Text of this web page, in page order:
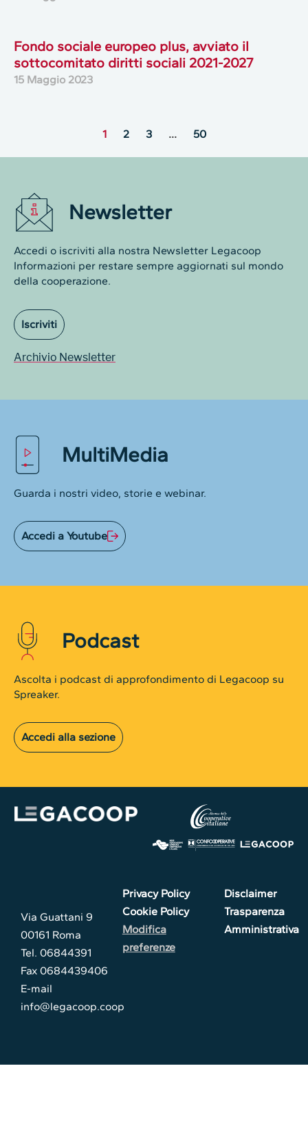
Fondo sociale europeo plus, avviato il
sottocomitato diritti sociali 2021-2027
15 Maggio 2023
1 2 3 … 50
Newsletter
Accedi o iscriviti alla nostra Newsletter Legacoop
Informazioni per restare sempre aggiornati sul mondo
della cooperazione.
Iscriviti
Archivio Newsletter
MultiMedia
Guarda i nostri video, storie e webinar.
Accedi a Youtube
Podcast
Ascolta i podcast di approfondimento di Legacoop su
Spreaker.
Accedi alla sezione
Via Guattani 9
00161 Roma
Tel. 06844391
Fax 0684439406
E-mail
info@legacoop.coop
Privacy Policy
Cookie Policy
Modifica
preferenze
Disclaimer
Trasparenza
Amministrativa